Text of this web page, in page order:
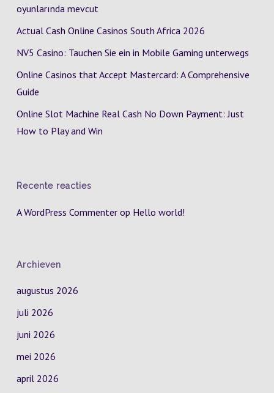
oyunlarında mevcut
Actual Cash Online Casinos South Africa 2026
NV5 Casino: Tauchen Sie ein in Mobile Gaming unterwegs
Online Casinos that Accept Mastercard: A Comprehensive
Guide
Online Slot Machine Real Cash No Down Payment: Just
How to Play and Win
Recente reacties
A WordPress Commenterop Hello world!
Archieven
augustus 2026
juli 2026
juni 2026
mei 2026
april 2026